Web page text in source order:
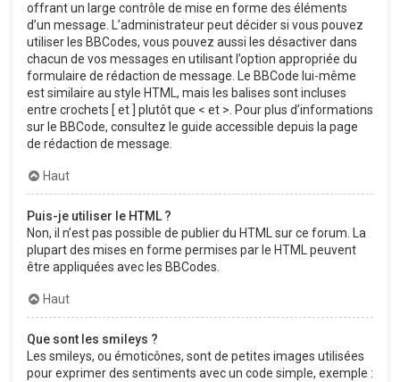
offrant un large contrôle de mise en forme des éléments
d’un message. L’administrateur peut décider si vous pouvez
utiliser les BBCodes, vous pouvez aussi les désactiver dans
chacun de vos messages en utilisant l’option appropriée du
formulaire de rédaction de message. Le BBCode lui-même
est similaire au style HTML, mais les balises sont incluses
entre crochets [ et ] plutôt que < et >. Pour plus d’informations
sur le BBCode, consultez le guide accessible depuis la page
de rédaction de message.
Haut
Puis-je utiliser le HTML ?
Non, il n’est pas possible de publier du HTML sur ce forum. La
plupart des mises en forme permises par le HTML peuvent
être appliquées avec les BBCodes.
Haut
Que sont les smileys ?
Les smileys, ou émoticônes, sont de petites images utilisées
pour exprimer des sentiments avec un code simple, exemple :